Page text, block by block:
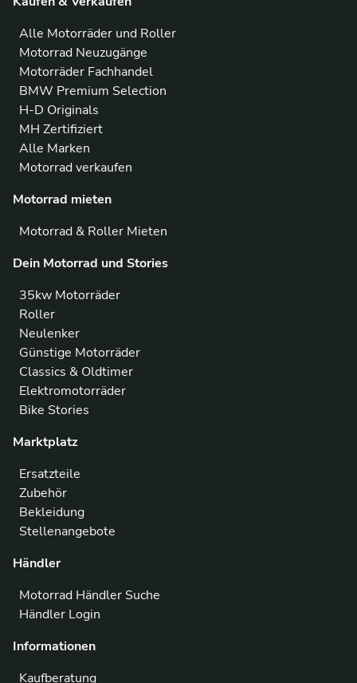
Alle Motorräder und Roller
Motorrad Neuzugänge
Motorräder Fachhandel
BMW Premium Selection
H-D Originals
MH Zertifiziert
Alle Marken
Motorrad verkaufen
Motorrad mieten
Motorrad & Roller Mieten
Dein Motorrad und Stories
35kw Motorräder
Roller
Neulenker
Günstige Motorräder
Classics & Oldtimer
Elektromotorräder
Bike Stories
Marktplatz
Ersatzteile
Zubehör
Bekleidung
Stellenangebote
Händler
Motorrad Händler Suche
Händler Login
Informationen
Kaufberatung